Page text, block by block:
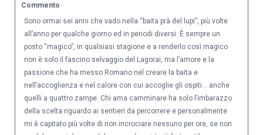
Commento
Sono ormai sei anni che vado nella “baita prà del lupi”, più volte
all’anno per qualche giorno ed in periodi diversi. È sempre un
posto “magico”, in qualsiasi stagione e a renderlo così magico
non è solo il fascino selvaggio del Lagorai, ma l’amore e la
passione che ha messo Romano nel creare la baita e
nell’accoglienza e nel calore con cui accoglie gli ospiti… anche
quelli a quattro zampe. Chi ama camminare ha solo l’imbarazzo
della scelta riguardo ai sentieri da percorrere e personalmente
mi è capitato più volte di non incrociare nessuno per ore, se non